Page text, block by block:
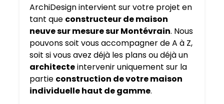
ArchiDesign intervient sur votre projet en
tant que constructeur de maison
neuve sur mesure surMontévrain. Nous
pouvons soit vous accompagner de A à Z,
soit si vous avez déjà les plans ou déjà un
architecteintervenir uniquement sur la
partie construction de votre maison
individuelle haut de gamme.